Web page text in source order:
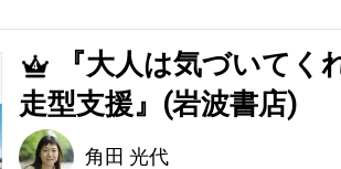
4
『大人は気づいてく
走型支援』(岩波書店)
角田 光代